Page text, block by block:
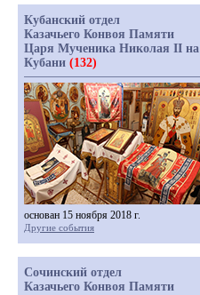
Кубанский отдел
Казачьего Конвоя Памяти
Царя Мученика Николая II на
Кубани (132)
основан 15 ноября 2018 г.
Другие события
Сочинский отдел
Казачьего Конвоя Памяти